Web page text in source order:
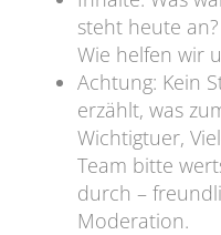
steht heute
Wie helfen wir
Achtung: Kein
erzählt, was
Wichtigtuer,
Team bitte
durch –
Moderation.